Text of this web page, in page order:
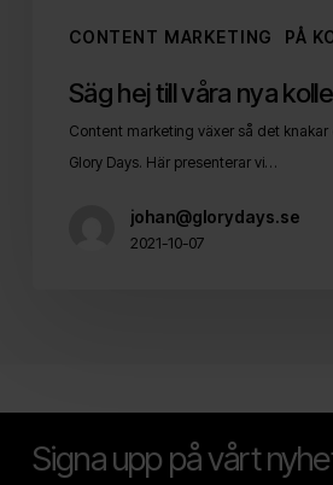
CONTENT MARKETING PÅ
Säg hej till våra nya
Content marketing växer så det knakar
Glory Days. Här presenterar vi…
johan@glorydays.se
2021-10-07
Signa upp på vårt